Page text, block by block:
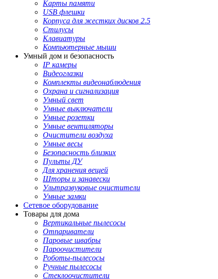
Карты памяти
USB флешки
Корпуса для жестких дисков 2.5
Стилусы
Клавиатуры
Компьютерные мыши
Умный дом и безопасность
IP камеры
Видеоглазки
Комплекты видеонаблюдения
Охрана и сигнализация
Умный свет
Умные выключатели
Умные розетки
Умные вентиляторы
Очистители воздуха
Умные весы
Безопасность близких
Пульты ДУ
Для хранения вещей
Шторы и занавески
Ультразвуковые очистители
Умные замки
Сетевое оборудование
Товары для дома
Вертикальные пылесосы
Отпариватели
Паровые швабры
Пароочистители
Роботы-пылесосы
Ручные пылесосы
Стеклоочистители